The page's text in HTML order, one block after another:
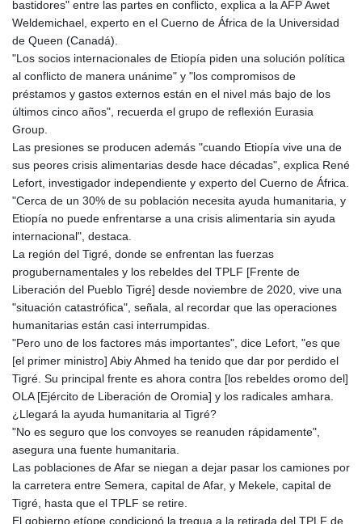
bastidores" entre las partes en conflicto, explica a la AFP Awet
Weldemichael, experto en el Cuerno de África de la Universidad
de Queen (Canadá).
"Los socios internacionales de Etiopía piden una solución política
al conflicto de manera unánime" y "los compromisos de
préstamos y gastos externos están en el nivel más bajo de los
últimos cinco años", recuerda el grupo de reflexión Eurasia
Group.
Las presiones se producen además "cuando Etiopía vive una de
sus peores crisis alimentarias desde hace décadas", explica René
Lefort, investigador independiente y experto del Cuerno de África.
"Cerca de un 30% de su población necesita ayuda humanitaria, y
Etiopía no puede enfrentarse a una crisis alimentaria sin ayuda
internacional", destaca.
La región del Tigré, donde se enfrentan las fuerzas
progubernamentales y los rebeldes del TPLF [Frente de
Liberación del Pueblo Tigré] desde noviembre de 2020, vive una
"situación catastrófica", señala, al recordar que las operaciones
humanitarias están casi interrumpidas.
"Pero uno de los factores más importantes", dice Lefort, "es que
[el primer ministro] Abiy Ahmed ha tenido que dar por perdido el
Tigré. Su principal frente es ahora contra [los rebeldes oromo del]
OLA [Ejército de Liberación de Oromia] y los radicales amhara.
¿Llegará la ayuda humanitaria al Tigré?
"No es seguro que los convoyes se reanuden rápidamente",
asegura una fuente humanitaria.
Las poblaciones de Afar se niegan a dejar pasar los camiones por
la carretera entre Semera, capital de Afar, y Mekele, capital de
Tigré, hasta que el TPLF se retire.
El gobierno etíope condicionó la tregua a la retirada del TPLF de